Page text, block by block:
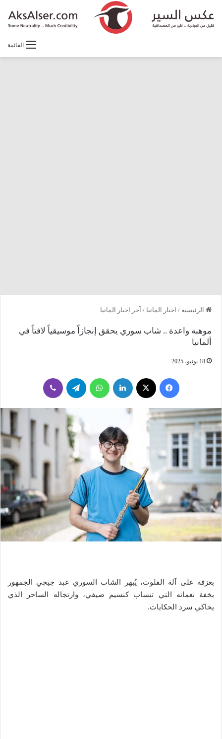
القائمة
الرئيسية / اخبار المانيا / آخر اخبار المانيا
موهبة واعدة .. شاب سوري يحقق إنجازاً موسيقياً لافتاً في
ألمانيا
18 يونيو، 2025
فيسبوك لينكدإن واتساب تيلقرام
بعزفه على آلة الفلوت، يُبهر الشاب السوري عبد جيجي الجمهور
بخفة نغماته التي تنساب كنسيم صيفي، وارتجاله الساحر الذي
يحاكي سرد الحكايات.